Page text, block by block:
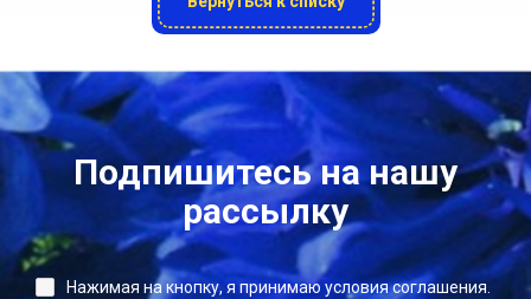
Подпишитесь на нашу
рассылку
Нажимая на кнопку, я принимаю условия соглашения.